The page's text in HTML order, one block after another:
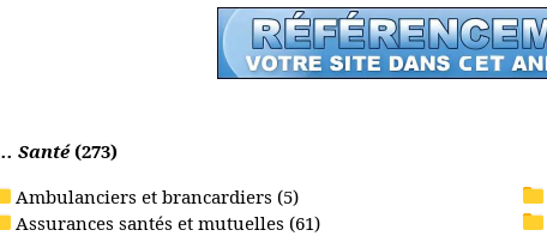
.. Santé(273)
Ambulanciers et brancardiers (5)
Assurances santés et mutuelles (61)